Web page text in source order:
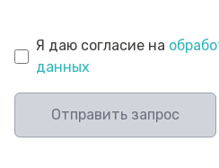
Я даю согласие на
данных
Отправить запрос